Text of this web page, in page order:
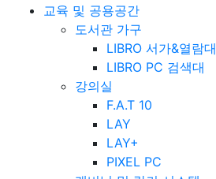
교육 및 공용공간
도서관 가구
LIBRO 서가&열람대
LIBRO PC 검색대
강의실
F.A.T 10
LAY
LAY+
PIXEL PC